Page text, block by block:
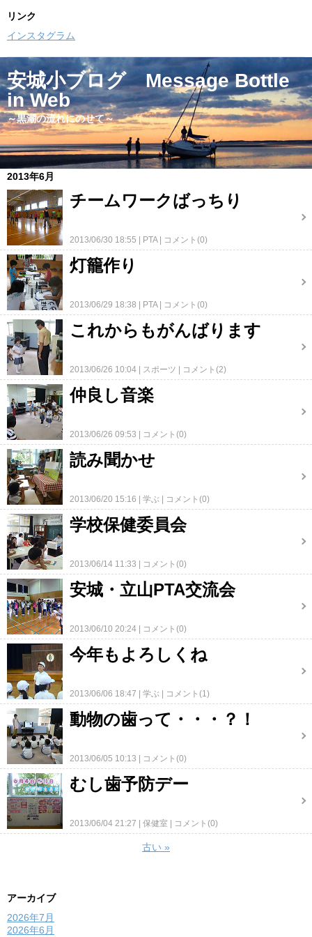
リンク
インスタグラム
安城小ブログ Message Bottle
in Web
～黒潮の流れにのせて～
2013年6月
チームワークばっちり
2013/06/30 18:55 PTA コメント(0)
灯籠作り
2013/06/29 18:38 PTA コメント(0)
これからもがんばります
2013/06/26 10:04 スポーツ コメント(2)
仲良し音楽
2013/06/26 09:53 コメント(0)
読み聞かせ
2013/06/20 15:16 学ぶ コメント(0)
学校保健委員会
2013/06/14 11:33 コメント(0)
安城・立山PTA交流会
2013/06/10 20:24 コメント(0)
今年もよろしくね
2013/06/06 18:47 学ぶ コメント(1)
動物の歯って・・・？！
2013/06/05 10:13 コメント(0)
むし歯予防デー
2013/06/04 21:27 保健室 コメント(0)
古い »
アーカイブ
2026年7月
2026年6月